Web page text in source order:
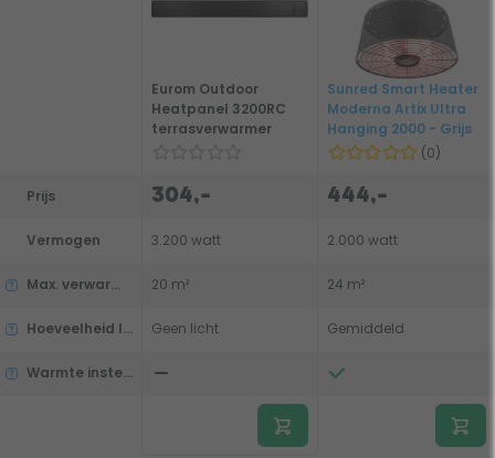
Prijs
Vermogen
Max. verwarmingsbereik
Hoeveelheid licht
Warmte instelbaar
Eurom Outdoor
Heatpanel 3200RC
terrasverwarmer
304,-
3.200 watt
20 m²
Geen licht
Sunred Smart Heater
Moderna Artix Ultra
Hanging 2000 - Grijs
(0)
444,-
2.000 watt
24 m²
Gemiddeld